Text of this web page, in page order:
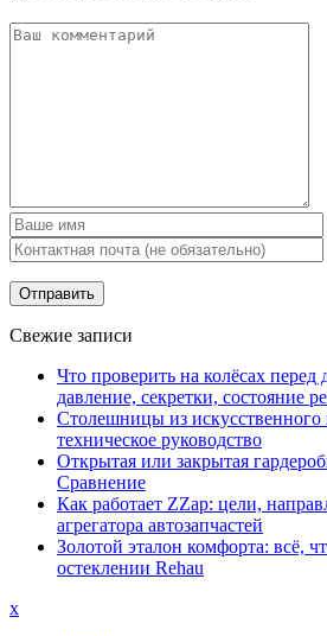
Свежие записи
Что проверить на колёсах перед
давление, секретки, состояние
Столешницы из
техническое руководство
Открытая или закрытая
Сравнение
Как работает ZZap: цели,
агрегатора автозапчастей
Золотой эталон комфорта: всё,
остеклении Rehau
x